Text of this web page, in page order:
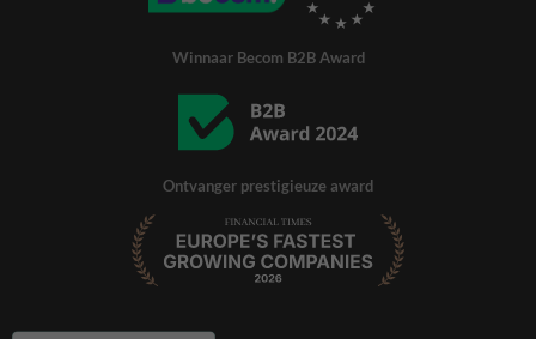
Winnaar Becom B2B Award
Ontvanger prestigieuze award